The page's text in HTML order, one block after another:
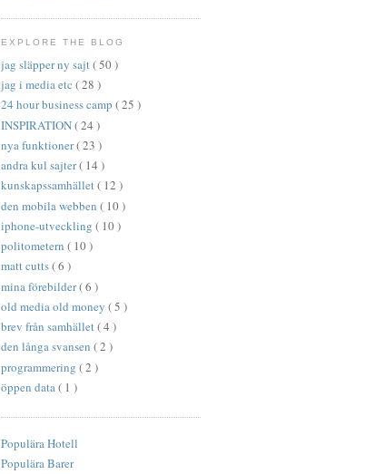
EXPLORE THE BLOG
jag släpper ny sajt( 50 )
jag i media etc ( 28 )
24 hour business camp ( 25 )
INSPIRATION( 24 )
nya funktioner( 23 )
andra kul sajter( 14 )
kunskapssamhället( 12 )
den mobila webben ( 10 )
iphone-utveckling ( 10 )
politometern ( 10 )
matt cutts( 6 )
mina förebilder( 6 )
old media old money ( 5 )
brev från samhället( 4 )
den långa svansen ( 2 )
programmering ( 2 )
öppen data( 1 )
Populära Hotell
Populära Barer